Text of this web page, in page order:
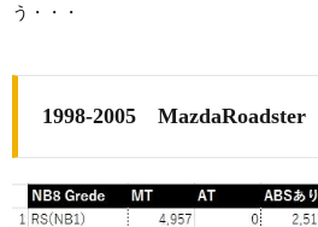
う・・・
1998-2005